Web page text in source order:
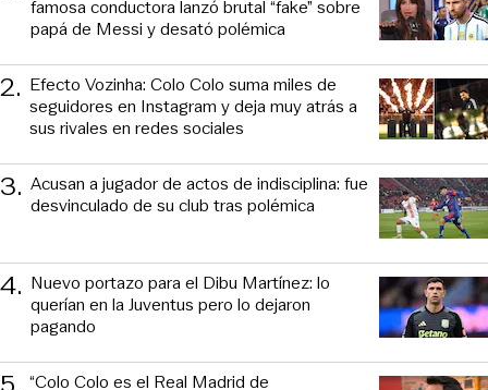
famosa conductora lanzó brutal “fake” sobre
papá de Messi y desató polémica
2. Efecto Vozinha: Colo Colo suma miles de
seguidores en Instagram y deja muy atrás a
sus rivales en redes sociales
3. Acusan a jugador de actos de indisciplina: fue
desvinculado de su club tras polémica
4. Nuevo portazo para el Dibu Martínez: lo
querían en la Juventus pero lo dejaron
pagando
“Colo Colo es el Real Madrid de